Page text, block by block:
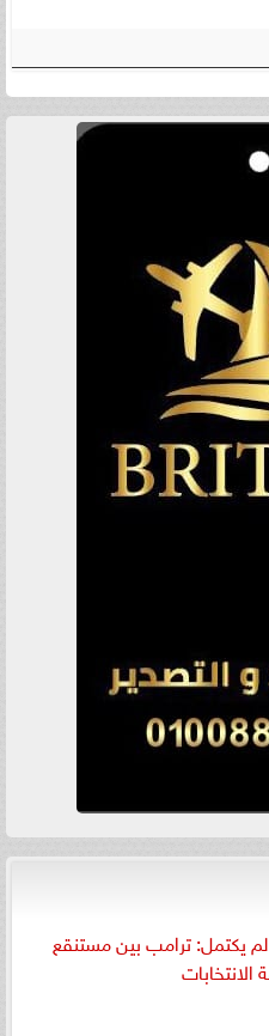
يكتمل: ترامب بين مستنقع